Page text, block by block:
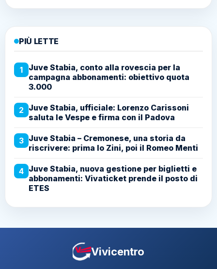
PIÙ LETTE
1
Juve Stabia, conto alla rovescia per la
campagna abbonamenti: obiettivo quota
3.000
2 Juve Stabia, ufficiale: Lorenzo Carissoni
saluta le Vespe e firma con il Padova
3 Juve Stabia – Cremonese, una storia da
riscrivere: prima lo Zini, poi il Romeo Menti
4 Juve Stabia, nuova gestione per biglietti e
abbonamenti: Vivaticket prende il posto di
ETES
Vivicentro